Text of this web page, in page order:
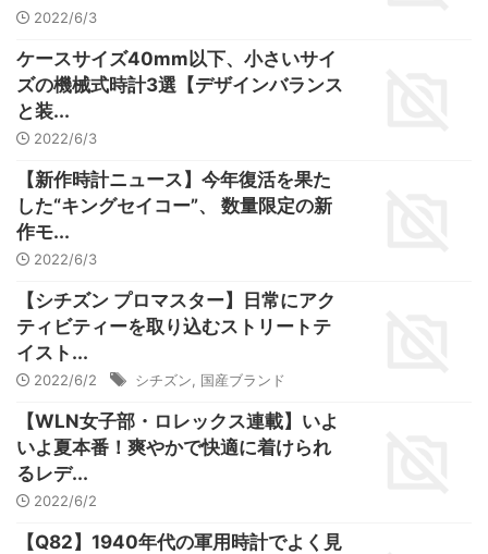
2022/6/3
ケースサイズ40mm以下、小さいサイ
ズの機械式時計3選【デザインバランス
と装...
2022/6/3
【新作時計ニュース】今年復活を果た
した“キングセイコー”、 数量限定の新
作モ...
2022/6/3
【シチズン プロマスター】日常にアク
ティビティーを取り込むストリートテ
イスト...
2022/6/2 シチズン 国産ブランド
【WLN女子部・ロレックス連載】いよ
いよ夏本番！爽やかで快適に着けられ
るレデ...
2022/6/2
【Q82】1940年代の軍用時計でよく見